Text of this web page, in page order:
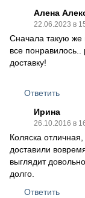
Алена
22.06.2023 в
Сначала такую же
все понравилось..
доставку!
Ответить
Ирина
26.10.2016 в
Коляска
доставили
выглядит
долго.
Ответить